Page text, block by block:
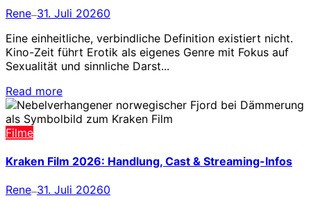
Rene—31. Juli 20260
Eine einheitliche, verbindliche Definition existiert nicht.
Kino-Zeit führt Erotik als eigenes Genre mit Fokus auf
Sexualität und sinnliche Darst...
Read more
Filme
Kraken Film 2026: Handlung, Cast & Streaming-Infos
Rene—31. Juli 20260